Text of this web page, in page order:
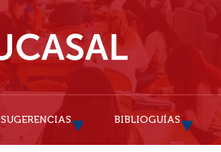
SUGERENCIAS BIBLIOGUÍAS